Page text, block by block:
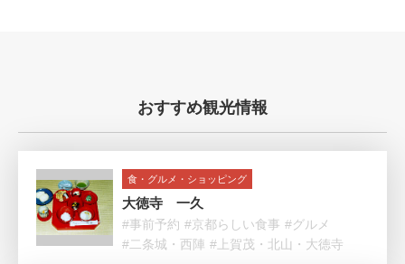
おすすめ観光情報
食・グルメ・ショッピング
大徳寺 一久
#事前予約 #京都らしい食事 #グルメ
#二条城・西陣 #上賀茂・北山・大徳寺